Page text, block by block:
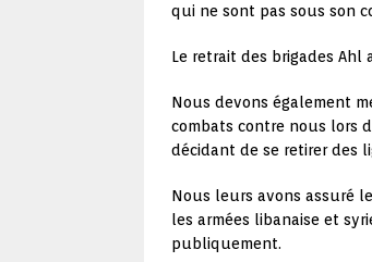
qui ne sont pas sous son
Le retrait des brigades
Nous devons également
combats contre nous lors
décidant de se retirer des
Nous leurs avons assuré
les armées libanaise et
publiquement.